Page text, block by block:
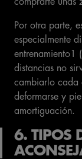
comprarte unas
Por otra parte,
especialmente
entrenamiento1
distancias no
cambiarlo cada
deformarse y
amortiguación.
6. TIPOS